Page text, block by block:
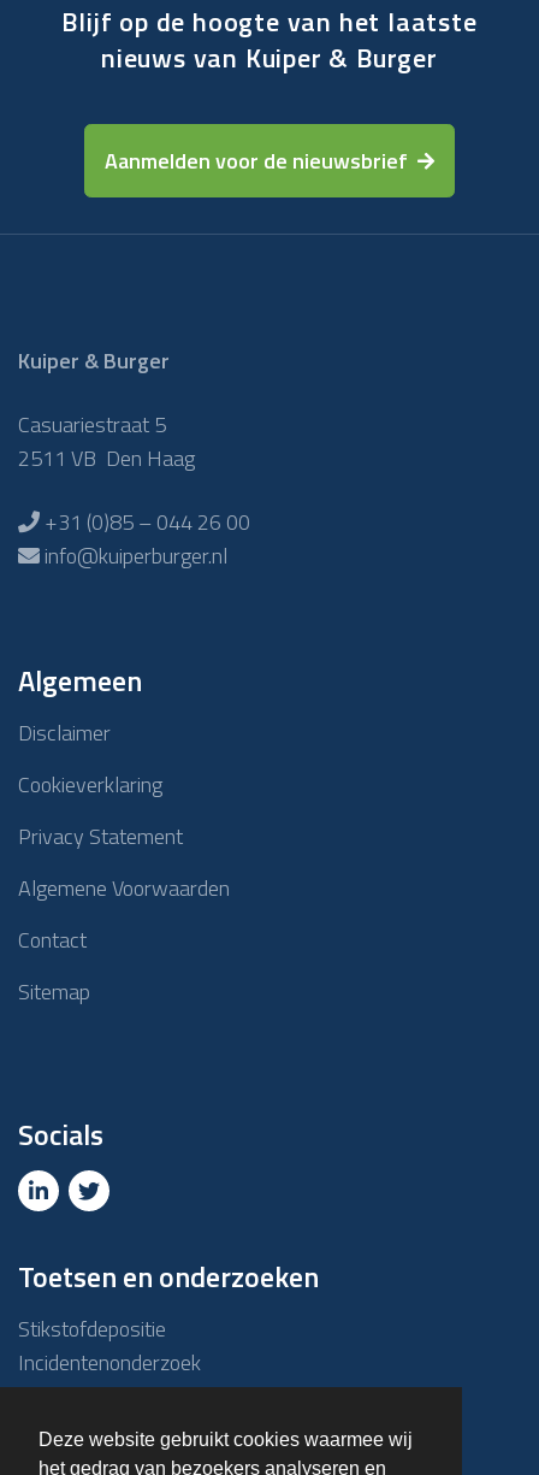
Deze website gebruikt cookies waarmee wij
het gedrag van bezoekers analyseren en
Blijf op de hoogte van het laatste
nieuws van Kuiper & Burger
Aanmelden voor de nieuwsbrief
Kuiper & Burger
Casuariestraat 5
2511 VB Den Haag
+31 (0)85 – 044 26 00
info@kuiperburger.nl
Algemeen
Disclaimer
Cookieverklaring
Privacy Statement
Algemene Voorwaarden
Contact
Sitemap
Socials
Toetsen en onderzoeken
Stikstofdepositie
Incidentenonderzoek
Due diligence
ABM-toets
Emissie – Immissietoets